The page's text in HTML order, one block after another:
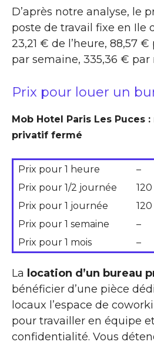
D’après notre analyse, le
poste de travail fixe en Ile
23,21 € de l’heure, 88,57 €
par semaine, 335,36 € par
Prix pour louer un
Mob Hotel Paris Les Puces
privatif fermé
Prix pour 1 heure
–
Prix pour 1/2 journée
Prix pour 1 journée
Prix pour 1 semaine
–
Prix pour 1 mois
–
La location d’un bureau
bénéficier d’une pièce
locaux l’espace de
pour travailler en équipe
confidentialité. Vous